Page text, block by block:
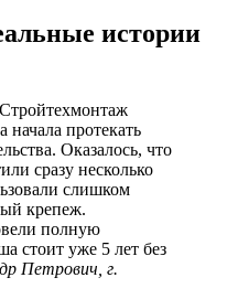
истории
начала протекать
Оказалось, что
сразу несколько
слишком
крепеж.
полную
стоит уже 5 лет без
Петрович, г.